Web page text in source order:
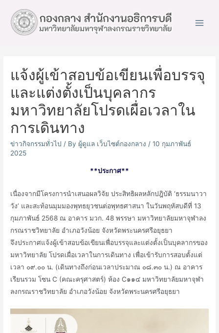
แจ้งผู้เข้าสอบข้อเขียนเพื่อบรรจุ
และแต่งตั้งเป็นบุคลากร
มหาวิทยาลัยโปรดเผื่อเวลาใน
การเดินทาง
ข่าวกิจกรรมทั่วไป / By ผู้ดูแล เว็บไซต์กองกลาง /10 กุมภาพันธ์
2025
**ประกาศ**
เนื่องจากมีโครงการนำเสนอผลวิจัย ประสิทธิผลหลักปฎิบัติ ‘ธรรมนาวา
วัง’ และสะท้อนมุมมองพุทธยุวชนต่อพุทธศาสนา ในวันพฤหัสบดีที่ 13
กุมภาพันธ์ 2568 ณ อาคาร มวก. 48 พรรษา มหาวิทยาลัยมหาจุฬาลง
กรณราชวิทยาลัย อำเภอวังน้อย จังหวัดพระนครศรีอยุธยา
จึงประกาศแจ้งผู้เข้าสอบข้อเขียนเพื่อบรรจุและแต่งตั้งเป็นบุคลากรของ
มหาวิทยาลัย โปรดเผื่อเวลาในการเดินทาง เพื่อเข้ารับการสอบตั้งแต่
เวลา ๐๙.๐๐ น. (เดินทางถึงก่อนเวลาประมาณ ๐๘.๓๐ น.) ณ อาคาร
เรียนรวม โซน C (คณะครุศาสตร์) ห้อง C๑๑๔ มหาวิทยาลัยมหาจุฬา
ลงกรณราชวิทยาลัย อำเภอวังน้อย จังหวัดพระนครศรีอยุธยา